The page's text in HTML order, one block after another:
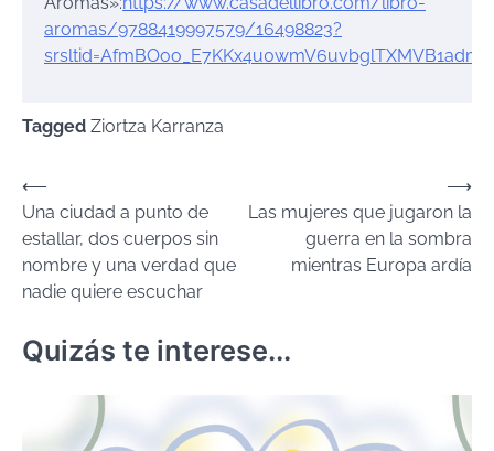
aromas/9788419997579/16498823?
Tagged Ziortza Karranza
Navegación
de
entradas
⟵
Una ciudad a punto de
estallar, dos cuerpos sin
nombre y una verdad que
nadie quiere escuchar
Las mujeres que jugaron la
guerra en la sombra
mientras Europa ardía
⟶
Quizás te interese...